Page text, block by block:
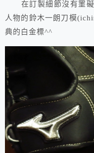
在訂製細節沒有罣礙
人物的鈴木一朗刀模
典的白金標^^